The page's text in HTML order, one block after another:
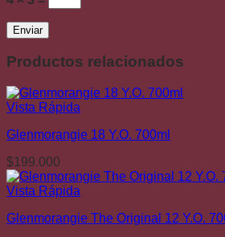
Productos relacionados
Vista Rápida
Glenmorangie 18 Y.O. 700ml
$199.000
Vista Rápida
Glenmorangie The Original 12 Y.O.